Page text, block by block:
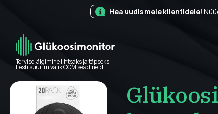
Hea uudis meie klientidele!
Tervise jälgimine lihtsaks ja täpseks
Eesti suurim valik CGM seadmeid
Omadused